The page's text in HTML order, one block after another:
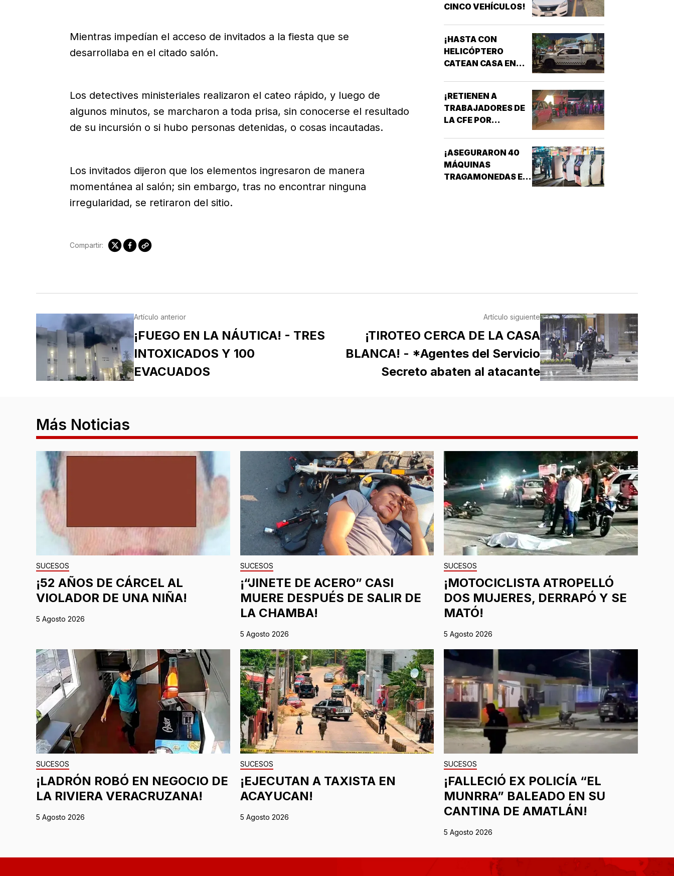
Mientras impedían el acceso de invitados a la fiesta que se
desarrollaba en el citado salón.
Los detectives ministeriales realizaron el cateo rápido, y luego de
algunos minutos, se marcharon a toda prisa, sin conocerse el resultado
de su incursión o si hubo personas detenidas, o cosas incautadas.
Los invitados dijeron que los elementos ingresaron de manera
momentánea al salón; sin embargo, tras no encontrar ninguna
irregularidad, se retiraron del sitio.
Compartir:
CINCO VEHÍCULOS!
¡HASTA CON
HELICÓPTERO
CATEAN CASA EN
¡RETIENEN A
TRABAJADORES DE
LA CFE POR
CONFUNDIRLOS CON
¡ASEGURARON 40
MÁQUINAS
TRAGAMONEDAS EN
Artículo anterior
¡FUEGO EN LA NÁUTICA! - TRES
INTOXICADOS Y 100
EVACUADOS
Artículo siguiente
¡TIROTEO CERCA DE LA CASA
BLANCA! - *Agentes del Servicio
Secreto abaten al atacante
Más Noticias
SUCESOS
¡52 AÑOS DE CÁRCEL AL
VIOLADOR DE UNA NIÑA!
5 Agosto 2026
SUCESOS
¡“JINETE DE ACERO” CASI
MUERE DESPUÉS DE SALIR DE
LA CHAMBA!
5 Agosto 2026
SUCESOS
¡MOTOCICLISTA ATROPELLÓ
DOS MUJERES, DERRAPÓ Y SE
MATÓ!
5 Agosto 2026
SUCESOS
¡LADRÓN ROBÓ EN NEGOCIO DE
LA RIVIERA VERACRUZANA!
5 Agosto 2026
SUCESOS
¡EJECUTAN A TAXISTA EN
ACAYUCAN!
5 Agosto 2026
SUCESOS
¡FALLECIÓ EX POLICÍA “EL
MUNRRA” BALEADO EN SU
CANTINA DE AMATLÁN!
5 Agosto 2026